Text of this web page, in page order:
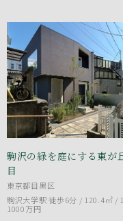
駒沢の緑を庭にする東が
目
東京都目黒区
駒沢大学駅 徒歩6分 / 120.4㎡ /
1000万円